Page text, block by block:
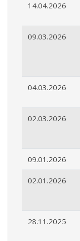
14.04.2026
09.03.2026
04.03.2026
02.03.2026
09.01.2026
02.01.2026
28.11.2025